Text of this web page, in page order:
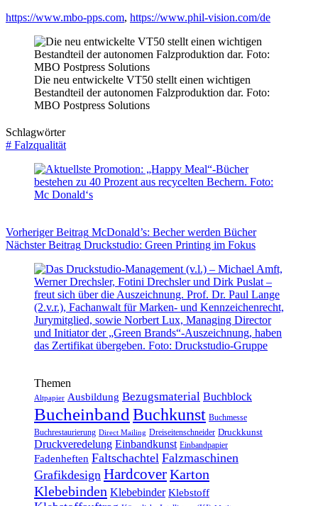
https://www.mbo-pps.com, https://www.phil-vision.com/de
Die neu entwickelte VT50 stellt einen wichtigen
Bestandteil der autonomen Falzproduktion dar. Foto:
MBO Postpress Solutions
Schlagwörter
# Falzqualität
VorherigerBeitrag McDonald’s: Becher werden Bücher
NächsterBeitrag Druckstudio: Green Printing im Fokus
Themen
Altpapier Ausbildung Bezugsmaterial Buchblock
BucheinbandBuchkunst Buchmesse
Buchrestaurierung Direct Mailing Dreiseitenschneider Druckkunst
Druckveredelung Einbandkunst Einbandpapier
Fadenheften Faltschachtel Falzmaschinen
Grafikdesign HardcoverKarton
Klebebinden Klebebinder Klebstoff